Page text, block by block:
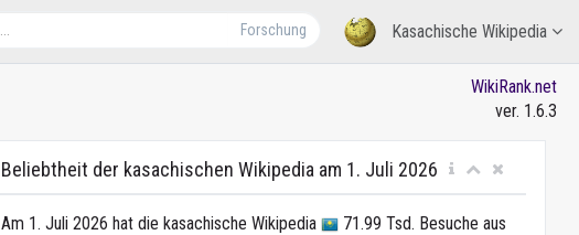
Kasachische Wikipedia
Forschung
WikiRank.net
ver. 1.6.3
Beliebtheit der kasachischen Wikipedia am 1. Juli 2026
Am 1. Juli 2026 hat die kasachische Wikipedia
71.99 Tsd. Besuche aus